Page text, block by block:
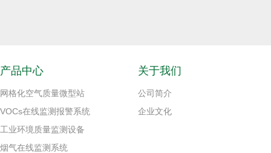
产品中心
网格化空气质量微型站
VOCs在线监测报警系统
工业环境质量监测设备
烟气在线监测系统
关于我们
公司简介
企业文化